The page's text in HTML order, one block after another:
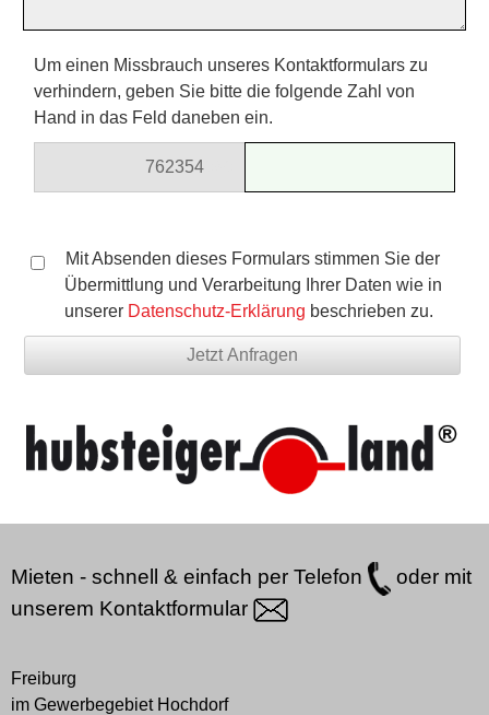
Um einen Missbrauch unseres Kontaktformulars zu
verhindern, geben Sie bitte die folgende Zahl von
Hand in das Feld daneben ein.
762354
Mit Absenden dieses Formulars stimmen Sie der
Übermittlung und Verarbeitung Ihrer Daten wie in
unserer Datenschutz-Erklärung beschrieben zu.
Mieten - schnell & einfach per Telefon
oder mit
unserem Kontaktformular
Freiburg
im Gewerbegebiet Hochdorf